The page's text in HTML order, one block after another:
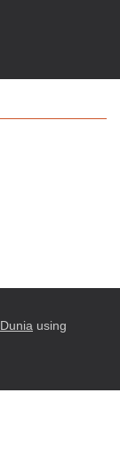
Dunia using